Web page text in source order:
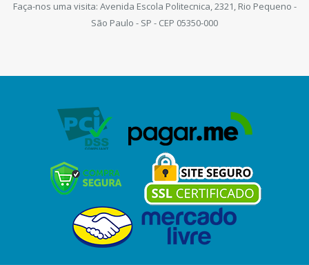
Faça-nos uma visita: Avenida Escola Politecnica, 2321, Rio Pequeno -
São Paulo - SP - CEP 05350-000